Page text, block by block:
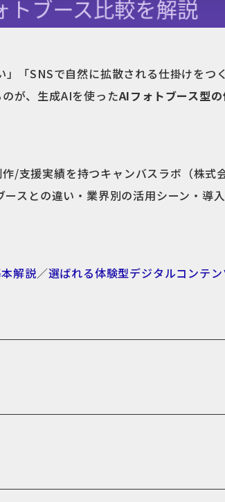
「SNSで自然に拡散される仕掛けをつ
が、生成AIを使ったAIフォトブース型
/支援実績を持つキャンバスラボ（株式
スとの違い・業界別の活用シーン・導
解説／選ばれる体験型デジタルコンテ